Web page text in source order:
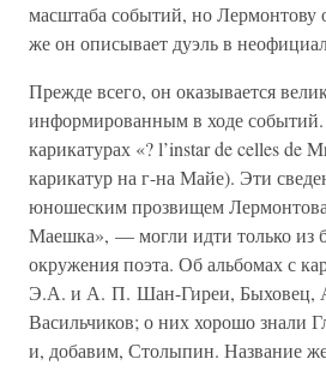
масштаба событий, но Лермонтову
же он описывает дуэль в
Прежде всего, он оказывается
информированным в ходе
карикатурах «? l’instar de celles de
карикатур на г-на Майе). Эти
юношеским прозвищем
Маешка», — могли идти только из
окружения поэта. Об альбомах с
Э.А. и А. П. Шан-Гиреи, Быховец,
Васильчиков; о них хорошо знали
и, добавим, Столыпин. Название